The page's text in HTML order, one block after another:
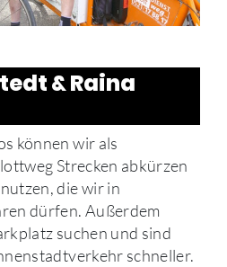
& Raina
können wir als
Strecken abkürzen
die wir in
dürfen. Außerdem
suchen und sind
schneller.